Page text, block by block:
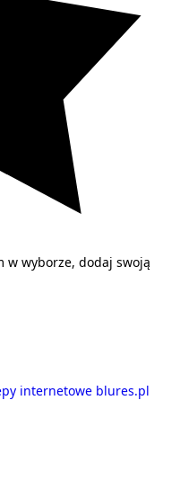
w wyborze, dodaj swoją
internetowe blures.pl